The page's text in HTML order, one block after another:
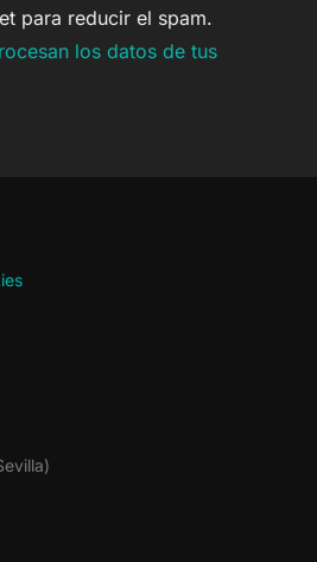
para reducir el spam.
los datos de tus